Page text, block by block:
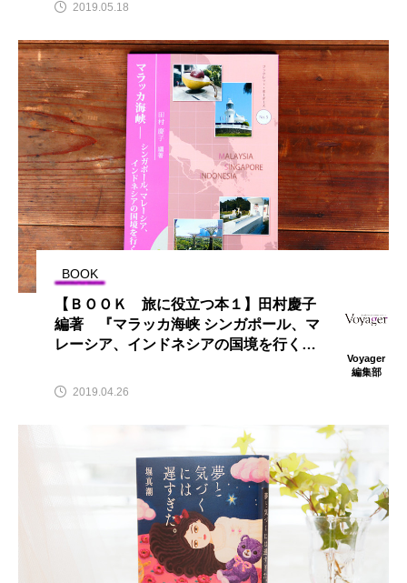
2019.05.18
BOOK
【ＢＯＯＫ 旅に役立つ本１】田村慶子
編著 『マラッカ海峡 シンガポール、マ
レーシア、インドネシアの国境を行く』
Voyager
編集部
2019.04.26